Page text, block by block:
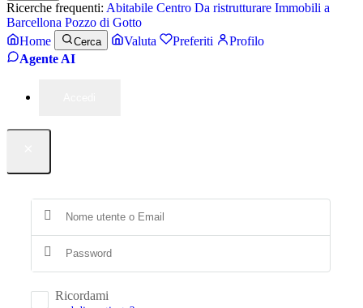
Ricerche frequenti: Abitabile Centro Da ristrutturare Immobili a
Barcellona Pozzo di Gotto
Home
Cerca Valuta Preferiti
Profilo
Agente AI
Ricordami